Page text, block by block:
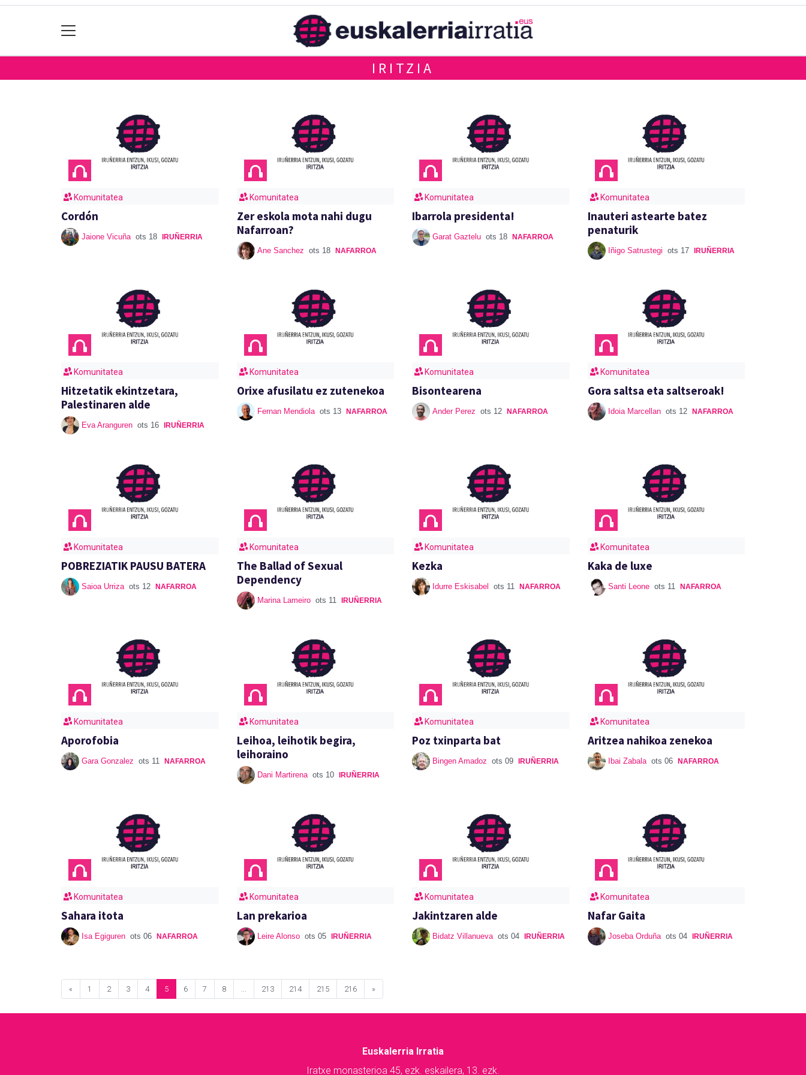
IRITZIA
Komunitatea
Cordón
Jaione Vicuña ots 18 IRUÑERRIA
Komunitatea
Zer eskola mota nahi dugu
Nafarroan?
Ane Sanchez ots 18 NAFARROA
Komunitatea
Ibarrola presidenta!
Garat Gaztelu ots 18 NAFARROA
Komunitatea
Inauteri astearte batez
penaturik
Iñigo Satrustegi ots 17 IRUÑERRIA
Komunitatea
Hitzetatik ekintzetara,
Palestinaren alde
Eva Aranguren ots 16 IRUÑERRIA
Komunitatea
Orixe afusilatu ez zutenekoa
Fernan Mendiola ots 13 NAFARROA
Komunitatea
Bisontearena
Ander Perez ots 12 NAFARROA
Komunitatea
Gora saltsa eta saltseroak!
Idoia Marcellan ots 12 NAFARROA
Komunitatea
POBREZIATIK PAUSU BATERA
Saioa Urriza ots 12 NAFARROA
Komunitatea
The Ballad of Sexual
Dependency
Marina Lameiro ots 11 IRUÑERRIA
Komunitatea
Kezka
Idurre Eskisabel ots 11 NAFARROA
Komunitatea
Kaka de luxe
Santi Leone ots 11 NAFARROA
Komunitatea
Aporofobia
Gara Gonzalez ots 11 NAFARROA
Komunitatea
Leihoa, leihotik begira,
leihoraino
Dani Martirena ots 10 IRUÑERRIA
Komunitatea
Poz txinparta bat
Bingen Amadoz ots 09 IRUÑERRIA
Komunitatea
Aritzea nahikoa zenekoa
Ibai Zabala ots 06 NAFARROA
Komunitatea
Sahara itota
Isa Egiguren ots 06 NAFARROA
Komunitatea
Lan prekarioa
Leire Alonso ots 05 IRUÑERRIA
Komunitatea
Jakintzaren alde
Bidatz Villanueva ots 04 IRUÑERRIA
Komunitatea
Nafar Gaita
Joseba Orduña ots 04 IRUÑERRIA
« 1 2 3 4 5 6 7 8 213 214 215 216 »
Euskalerria Irratia
Iratxe monasterioa 45, ezk. eskailera, 13. ezk.